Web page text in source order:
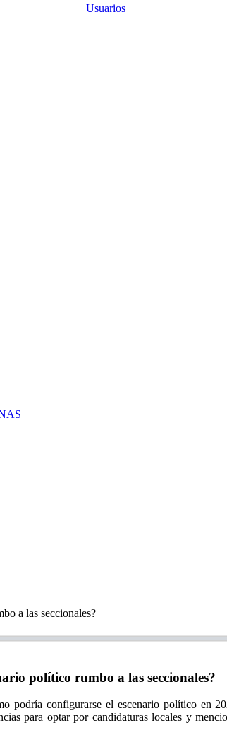
Usuarios
político rumbo a las seccionales?
configurarse el escenario político en
para optar por candidaturas locales y